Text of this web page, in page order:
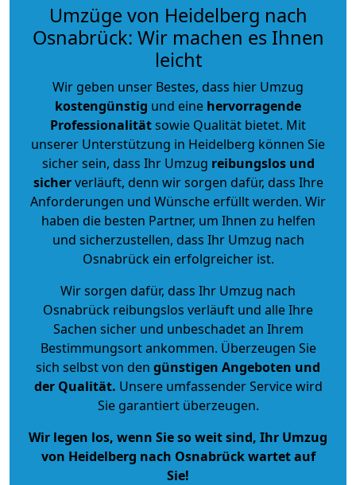
Umzüge von Heidelberg nach
Osnabrück: Wir machen es Ihnen
leicht
Wir geben unser Bestes, dass hier Umzug
kostengünstig und eine hervorragende
Professionalitätsowie Qualität bietet. Mit
unserer Unterstützung in Heidelberg können Sie
sicher sein, dass Ihr Umzug reibungslos und
sicherverläuft, denn wir sorgen dafür, dass Ihre
Anforderungen und Wünsche erfüllt werden. Wir
haben die besten Partner, um Ihnen zu helfen
und sicherzustellen, dass Ihr Umzug nach
Osnabrück ein erfolgreicher ist.
Wir sorgen dafür, dass Ihr Umzug nach
Osnabrück reibungslos verläuft und alle Ihre
Sachen sicher und unbeschadet an Ihrem
Bestimmungsort ankommen. Überzeugen Sie
sich selbst von den günstigen Angeboten und
der Qualität. Unsere umfassender Service wird
Sie garantiert überzeugen.
Wir legen los, wenn Sie so weit sind, Ihr Umzug
von Heidelberg nach Osnabrück wartet auf
Sie!